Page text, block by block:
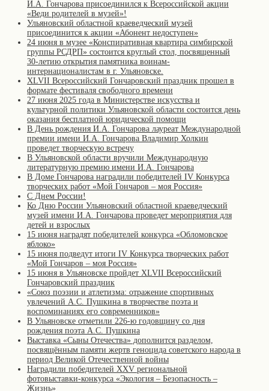
И.А. Гончарова присоединился к Всероссийской акции
«Веди родителей в музей»!
Ульяновский областной краеведческий музей
присоединится к акции «Абонент недоступен»
24 июня в музее «Конспиративная квартира симбирской
группы РСДРП» состоится круглый стол, посвященный
30-летию открытия памятника воинам-
интернационалистам в г. Ульяновске.
XLVII Всероссийский Гончаровский праздник прошел в
формате фестиваля свободного времени
27 июня 2025 года в Министерстве искусства и
культурной политики Ульяновской области состоится день
оказания бесплатной юридической помощи
В День рождения И.А. Гончарова лауреат Международной
премии имени И.А. Гончарова Владимир Холкин
проведет творческую встречу
В Ульяновской области вручили Международную
литературную премию имени И.А. Гончарова
В Доме Гончарова наградили победителей IV Конкурса
творческих работ «Мой Гончаров – моя Россия»
С Днем России!
Ко Дню России Ульяновский областной краеведческий
музей имени И.А. Гончарова проведет мероприятия для
детей и взрослых
15 июня наградят победителей конкурса «Обломовское
яблоко»
15 июня подведут итоги IV Конкурса творческих работ
«Мой Гончаров – моя Россия»
15 июня в Ульяновске пройдет XLVII Всероссийский
Гончаровский праздник
«Союз поэзии и атлетизма: отражение спортивных
увлечений А.С. Пушкина в творчестве поэта и
воспоминаниях его современников»
В Ульяновске отметили 226-ю годовщину со дня
рождения поэта А.С. Пушкина
Выставка «Сыны Отечества» дополнится разделом,
посвящённым памяти жертв геноцида советского народа в
период Великой Отечественной войны
Наградили победителей XXV региональной
фотовыставки-конкурса «Экология – Безопасность –
Жизнь»